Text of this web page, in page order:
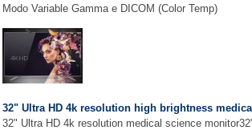
Modo Variable Gamma e DICOM (Color Temp)
32" Ultra HD 4k resolution high brightness
32" Ultra HD 4k resolution medical science